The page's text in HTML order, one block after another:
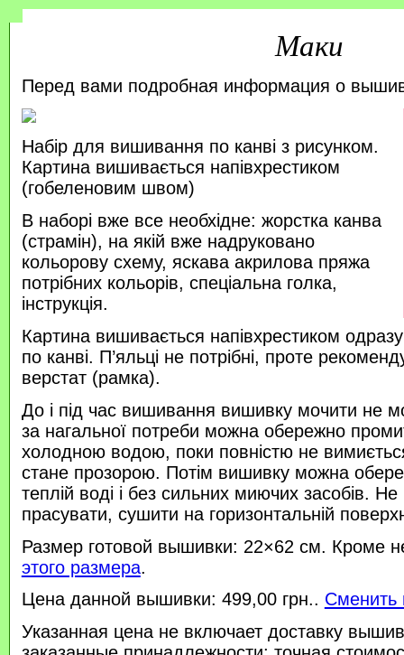
Маки
Перед вами подробная информация о
Набір для вишивання по канві з рисунком.
Картина вишивається напівхрестиком
(гобеленовим швом)
В наборі вже все необхідне: жорстка канва
(страмін), на якій вже надруковано
кольорову схему, яскава акрилова пряжа
потрібних кольорів, спеціальна голка,
інструкція.
Картина вишивається напівхрестиком одразу
по канві. П’яльці не потрібні, проте
верстат (рамка).
До і під час вишивання вишивку мочити не
за нагальної потреби можна обережно
холодною водою, поки повністю не
стане прозорою. Потім вишивку можна
теплій воді і без сильних миючих засобів.
прасувати, сушити на горизонтальній
Размер готовой вышивки: 22×62 см. Кроме
этого размера.
Цена данной вышивки: 499,00 грн.. Сменить
Указанная цена не включает доставку